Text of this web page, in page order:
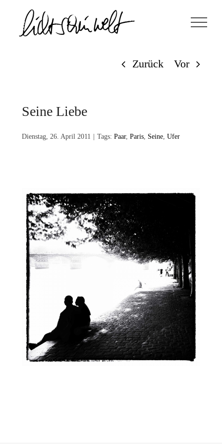
Inhalt
springen
Zurück
Vor
Seine Liebe
Dienstag, 26. April 2011 Tags: Paar, Paris, Seine, Ufer